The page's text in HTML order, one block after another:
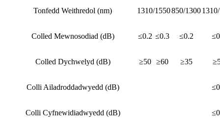
Tonfedd Weithredol (nm) 1310/1550850/1300
Colled Mewnosodiad (dB) ≤0.2 ≤0.3 ≤0.2
Colled Dychwelyd (dB) ≥50 ≥60 ≥35
Colli Ailadroddadwyedd (dB)
Colli Cyfnewidiadwyedd (dB)